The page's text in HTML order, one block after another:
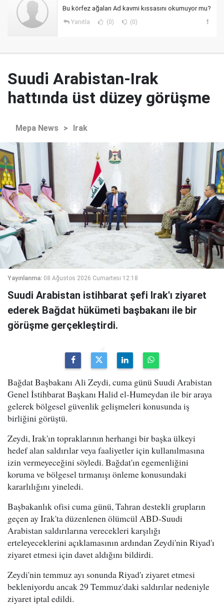
Bu körfez ağaları Ad kavmi kıssasını okumuyor mu?
Yanıtla (0) (0)
Suudi Arabistan-Irak
hattında üst düzey görüşme
Mepa News > Irak
Yayınlanma: 08 Ağustos 2026 Cumartesi 12:18
Suudi Arabistan istihbarat şefi Irak'ı ziyaret
ederek Bağdat hükümeti başbakanı ile bir
görüşme gerçekleştirdi.
Bağdat Başbakanı Ali Zeydi, cuma günü Suudi Arabistan
Genel İstihbarat Başkanı Halid el-Humeydan ile bir araya
gelerek bölgesel güvenlik gelişmeleri konusunda iş
birliğini görüştü.
Zeydi, Irak'ın topraklarının herhangi bir başka ülkeyi
hedef alan saldırılar veya faaliyetler için kullanılmasına
izin vermeyeceğini söyledi. Bağdat'ın egemenliğini
koruma ve bölgesel tırmanışı önleme konusundaki
kararlılığını yineledi.
Başbakanlık ofisi cuma günü, Tahran destekli grupların
geçen ay Irak'ta düzenlenen ölümcül ABD-Suudi
Arabistan saldırılarına verecekleri karşılığı
erteleyeceklerini açıklamasının ardından Zeydi'nin Riyad'ı
ziyaret etmesi için davet aldığını bildirdi.
Zeydi'nin temmuz ayı sonunda Riyad'ı ziyaret etmesi
bekleniyordu ancak 29 Temmuz'daki saldırılar nedeniyle
ziyaret iptal edildi.